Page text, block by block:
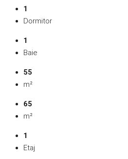
1
Dormitor
1
Baie
55
m²
65
m²
1
Etaj